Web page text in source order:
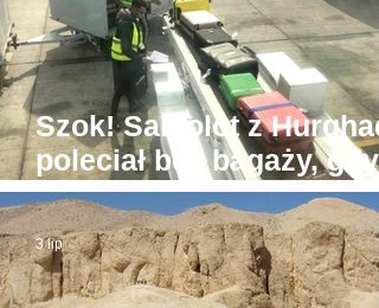
Szok! Samolot z
poleciał bez bagaży, gdyż
był... zbyt ciężki
3 lip